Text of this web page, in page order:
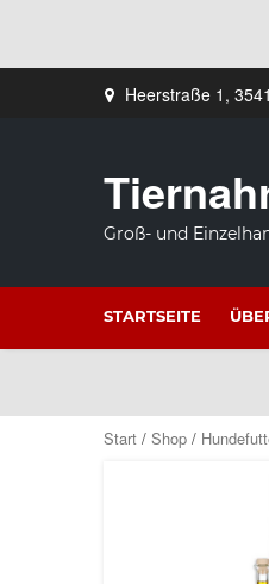
Heerstraße 1,
Groß- und
STARTSEITE
Start / Shop /